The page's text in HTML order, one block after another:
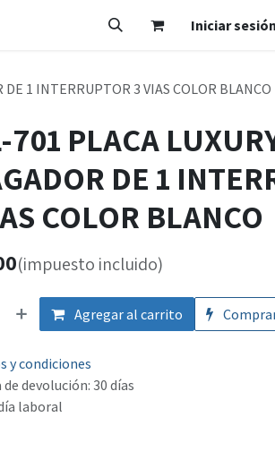
Iniciar sesión
DE 1 INTERRUPTOR 3 VIAS COLOR BLANCO
701 PLACA
DE 1
COLOR BLANCO
(impuesto incluido)
Agregar al carrito
y condiciones
devolución: 30 días
laboral